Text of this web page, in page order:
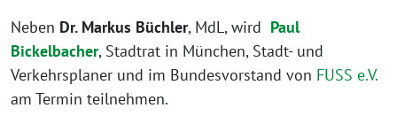
Neben Dr. Markus Büchler, MdL, wird Paul
Bickelbacher, Stadtrat in München, Stadt- und
Verkehrsplaner und im Bundesvorstand von FUSS e.V.
am Termin teilnehmen.